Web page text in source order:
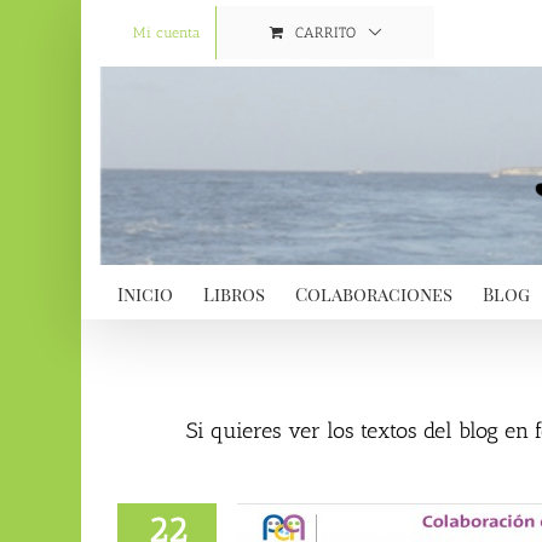
Mi cuenta CARRITO
Inicio Libros Colaboraciones Blog
Si quieres ver los textos del blog en
22